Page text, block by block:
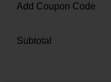
Add Coupon Code
Subtotal